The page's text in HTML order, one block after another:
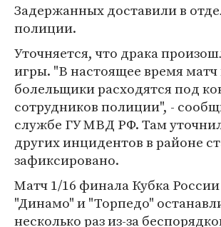
Задержанных доставили в
полиции.
Уточняется, что драка
игры. "В настоящее время
болельщики расходятся под
сотрудников полиции", -
службе ГУ МВД РФ. Там
других инцидентов в районе
зафиксировано.
Матч 1/16 финала Кубка
"Динамо" и "Торпедо"
несколько раз из-за